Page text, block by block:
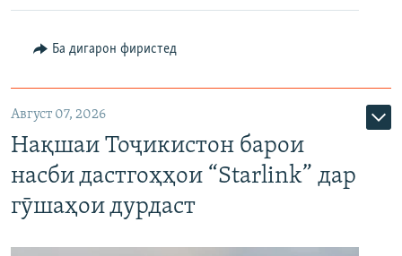
Ба дигарон фиристед
Август 07, 2026
Нақшаи Тоҷикистон барои
насби дастгоҳҳои “Starlink” дар
гӯшаҳои дурдаст